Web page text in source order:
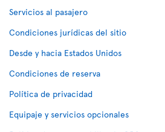
Servicios al pasajero
Condiciones jurídicas del sitio
Desde y hacia Estados Unidos
Condiciones de reserva
Política de privacidad
Equipaje y servicios opcionales